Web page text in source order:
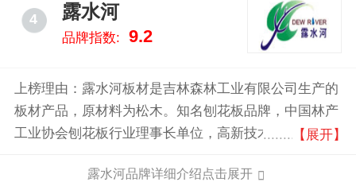
4 露水河
品牌指数: 9.2
上榜理由：露水河板材是吉林森林工业有限公司生产的
板材产品，原材料为松木。知名刨花板品牌，中国林产
工业协会刨花板行业理事长单位，高新技术企业，林工
【展开】
露水河品牌详细介绍点击展开